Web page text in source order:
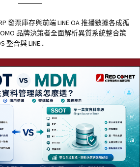
發票庫存與前端 LINE OA 推播數據各成孤
品牌決策者全面解析異質系統整合策
整合與 LINE...